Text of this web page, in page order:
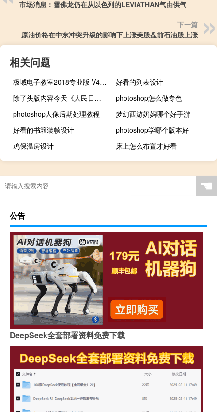
市场消息：雪佛龙仍在从以色列的LEVIATHAN气由供气
下一篇
原油价格在中东冲突升级的影响下上涨美股盘前石油股上涨
相关问题
极域电子教室2018专业版 V4.2 破解版（极域电子教室2018专业版 V4.2 破解版功能简介）
好看的列表设计
除了头版内容今天《人民日报》涉及财经的主要内容还包括：1、 湖南省强化农业科技支撑优化粮食品种结构 三湘大地稻米香（打好夺取秋粮丰收这场硬仗）；2、 山东着力建设省级水网先导区 到2025年省级水网覆盖范围超88%；3、 多国人士盛赞中国发展成就期待深化合作——我驻外使领馆使团举行活动庆祝中华人民共和国成立74周年；4、 坚持正确方向把宏伟蓝图变成路线图（和音）——共行天下大道 共创美好未来③；5、 何立峰与林德纳共同主持第三次中德高级别财金对话；6、 推动高质量共建“一带一路”结出更多硕果（大使随笔）
photoshop怎么做专色
photoshop人像后期处理教程
梦幻西游奶妈哪个好手游
好看的书籍装帧设计
photoshop学哪个版本好
鸡保温房设计
床上怎么布置才好看
☚
公告
DeepSeek全套部署资料免费下载